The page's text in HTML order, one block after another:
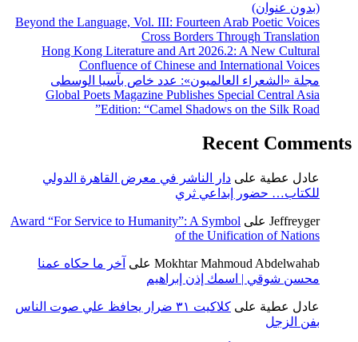
(بدون عنوان)
Beyond the Language, Vol. III: Fourteen Arab Poetic Voices
Cross Borders Through Translation
Hong Kong Literature and Art 2026.2: A New Cultural
Confluence of Chinese and International Voices
مجلة «الشعراء العالميون»: عدد خاص بآسيا الوسطى
Global Poets Magazine Publishes Special Central Asia
Edition: “Camel Shadows on the Silk Road”
Recent Comments
عادل عطية على دار الناشر في معرض القاهرة الدولي
للكتاب… حضور إبداعي ثري
Jeffreyger على Award “For Service to Humanity”: A Symbol
of the Unification of Nations
Mokhtar Mahmoud Abdelwahab على آخر ما حكاه عمنا
محسن شوقي | اسمك إذن إبراهيم
عادل عطية على
كلاكيت ٣١ ضرار يحافظ علي صوت الناس
بفن الزجل